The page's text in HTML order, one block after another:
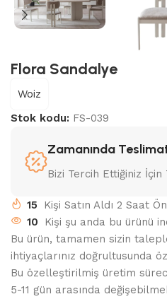
Flora Sandalye
Woiz
Stok kodu: FS-039
Zamanında
Bizi Tercih Ettiğiniz
15
Kişi Satın Aldı 2 Saat
10
Kişi şu anda bu ürünü
Bu ürün, tamamen sizin
ihtiyaçlarınız doğrultusunda
Bu özelleştirilmiş üretim
5-11 gün arasında